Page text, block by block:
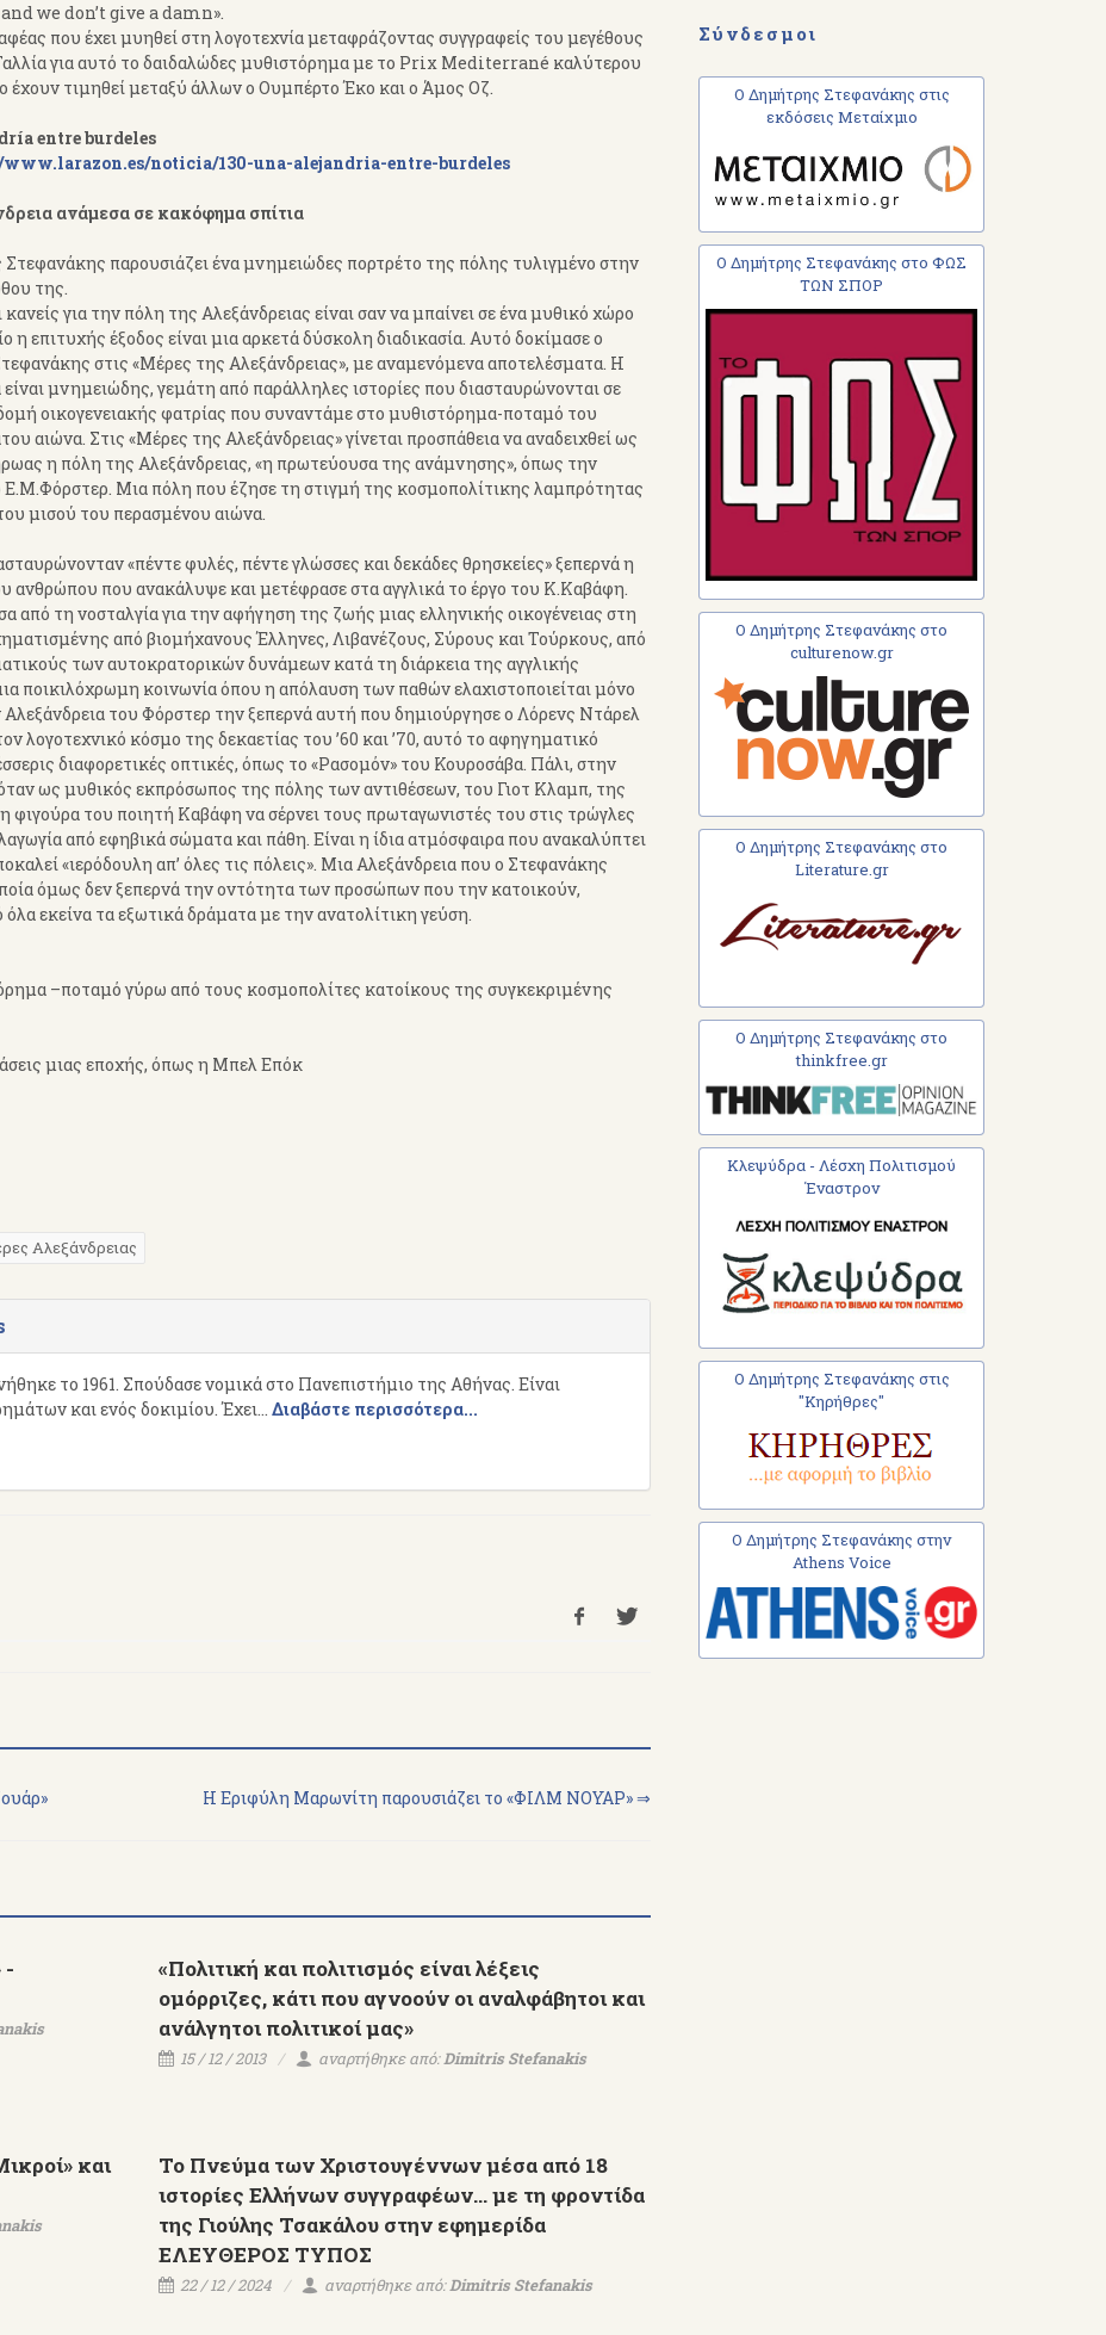
we don’t give a damn».
που έχει μυηθεί στη λογοτεχνία μεταφράζοντας συγγραφείς του μεγέθους
για αυτό το δαιδαλώδες μυθιστόρημα με το Prix Mediterrané καλύτερου
έχουν τιμηθεί μεταξύ άλλων ο Ουμπέρτο Έκο και ο Άμος Οζ.
entre burdeles
noticia/130-una-alejandria-entre-burdeles
ανάμεσα σε κακόφημα σπίτια
παρουσιάζει ένα μνημειώδες πορτρέτο της πόλης τυλιγμένο στην
της.
κανείς για την πόλη της Αλεξάνδρειας είναι σαν να μπαίνει σε ένα μυθικό χώρο
η επιτυχής έξοδος είναι μια αρκετά δύσκολη διαδικασία. Αυτό δοκίμασε ο
στις «Μέρες της Αλεξάνδρειας», με αναμενόμενα αποτελέσματα. Η
είναι μνημειώδης, γεμάτη από παράλληλες ιστορίες που διασταυρώνονται σε
οικογενειακής φατρίας που συναντάμε στο μυθιστόρημα-ποταμό του
αιώνα. Στις «Μέρες της Αλεξάνδρειας» γίνεται προσπάθεια να αναδειχθεί ως
η πόλη της Αλεξάνδρειας, «η πρωτεύουσα της ανάμνησης», όπως την
Ε.Μ.Φόρστερ. Μια πόλη που έζησε τη στιγμή της κοσμοπολίτικης λαμπρότητας
μισού του περασμένου αιώνα.
«πέντε φυλές, πέντε γλώσσες και δεκάδες θρησκείες» ξεπερνά η
ανθρώπου που ανακάλυψε και μετέφρασε στα αγγλικά το έργο του Κ.Καβάφη.
από τη νοσταλγία για την αφήγηση της ζωής μιας ελληνικής οικογένειας στη
από βιομήχανους Έλληνες, Λιβανέζους, Σύρους και Τούρκους, από
των αυτοκρατορικών δυνάμεων κατά τη διάρκεια της αγγλικής
ποικιλόχρωμη κοινωνία όπου η απόλαυση των παθών ελαχιστοποιείται μόνο
του Φόρστερ την ξεπερνά αυτή που δημιούργησε ο Λόρενς Ντάρελ
λογοτεχνικό κόσμο της δεκαετίας του ’60 και ’70, αυτό το αφηγηματικό
διαφορετικές οπτικές, όπως το «Ρασομόν» του Κουροσάβα. Πάλι, στην
ως μυθικός εκπρόσωπος της πόλης των αντιθέσεων, του Γιοτ Κλαμπ, της
του ποιητή Καβάφη να σέρνει τους πρωταγωνιστές του στις τρώγλες
από εφηβικά σώματα και πάθη. Είναι η ίδια ατμόσφαιρα που ανακαλύπτει
«ιερόδουλη απ’ όλες τις πόλεις». Μια Αλεξάνδρεια που ο Στεφανάκης
όμως δεν ξεπερνά την οντότητα των προσώπων που την κατοικούν,
εκείνα τα εξωτικά δράματα με την ανατολίτικη γεύση.
–ποταμό γύρω από τους κοσμοπολίτες κατοίκους της συγκεκριμένης
μιας εποχής, όπως η Μπελ Επόκ
Αλεξάνδρειας
το 1961. Σπούδασε νομικά στο Πανεπιστήμιο της Αθήνας. Είναι
και ενός δοκιμίου. Έχει... Διαβάστε περισσότερα...
Η Εριφύλη Μαρωνίτη παρουσιάζει το «ΦΙΛΜ ΝΟΥΑΡ» ⇒
-
«Πολιτική και πολιτισμός είναι λέξεις
ομόρριζες, κάτι που αγνοούν οι αναλφάβητοι και
ανάλγητοι πολιτικοί μας»
15 / 12 / 2013 αναρτήθηκε από:Dimitris Stefanakis
και
Το Πνεύμα των Χριστουγέννων μέσα από 18
ιστορίες Ελλήνων συγγραφέων... με τη φροντίδα
της Γιούλης Τσακάλου στην εφημερίδα
ΕΛΕΥΘΕΡΟΣ ΤΥΠΟΣ
22 / 12 / 2024 αναρτήθηκε από:Dimitris Stefanakis
Σύνδεσμοι
Ο Δημήτρης Στεφανάκης στις
εκδόσεις Μεταίχμιο
Ο Δημήτρης Στεφανάκης στο ΦΩΣ
ΤΩΝ ΣΠΟΡ
Ο Δημήτρης Στεφανάκης στο
culturenow.gr
Ο Δημήτρης Στεφανάκης στο
Literature.gr
Ο Δημήτρης Στεφανάκης στο
thinkfree.gr
Κλεψύδρα - Λέσχη Πολιτισμού
Έναστρον
Ο Δημήτρης Στεφανάκης στις
"Κηρήθρες"
Ο Δημήτρης Στεφανάκης στην
Athens Voice